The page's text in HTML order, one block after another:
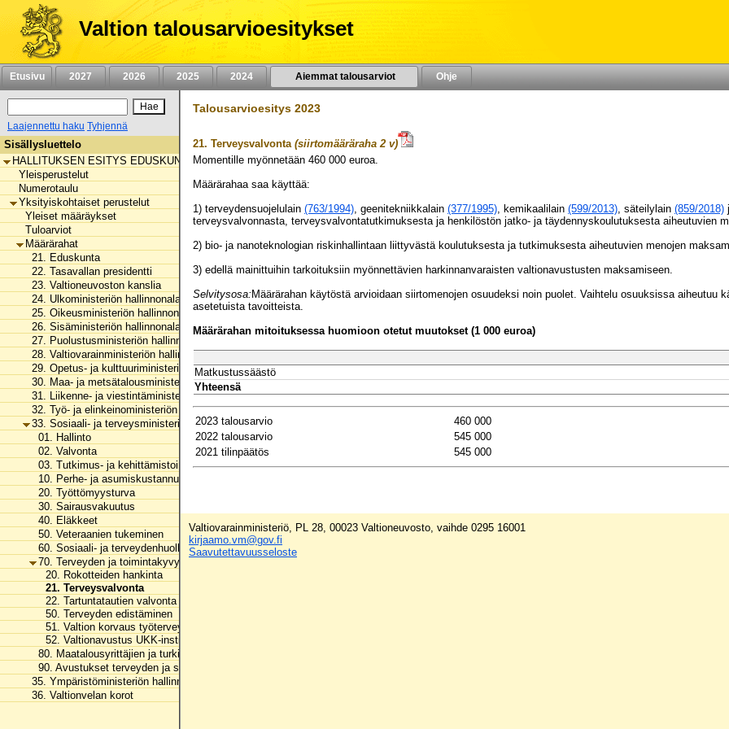
Siirry
sisältöön
Valtion talousarvioesitykset
Etusivu 2027 2026 2025 2024 Aiemmat talousarviot Ohje
Laajennettu haku Tyhjennä
Sisällysluettelo
HALLITUKSEN ESITYS EDUSKUNNALLE VALTION TALOUSARVIOKSI VUODELLE 2023
Yleisperustelut
Numerotaulu
Yksityiskohtaiset perustelut
Yleiset määräykset
Tuloarviot
Määrärahat
21. Eduskunta
22. Tasavallan presidentti
23. Valtioneuvoston kanslia
24. Ulkoministeriön hallinnonala
25. Oikeusministeriön hallinnonala
26. Sisäministeriön hallinnonala
27. Puolustusministeriön hallinnonala
28. Valtiovarainministeriön hallinnonala
29. Opetus- ja kulttuuriministeriön hallinnonala
30. Maa- ja metsätalousministeriön hallinnonala
31. Liikenne- ja viestintäministeriön hallinnonala
32. Työ- ja elinkeinoministeriön hallinnonala
33. Sosiaali- ja terveysministeriön hallinnonala
01. Hallinto
02. Valvonta
03. Tutkimus- ja kehittämistoiminta
10. Perhe- ja asumiskustannusten tasaus, perustoimeentulotuki ja eräät palvelut
20. Työttömyysturva
30. Sairausvakuutus
40. Eläkkeet
50. Veteraanien tukeminen
60. Sosiaali- ja terveydenhuollon tukeminen
70. Terveyden ja toimintakyvyn edistäminen
20. Rokotteiden hankinta
21. Terveysvalvonta
22. Tartuntatautien valvonta
50. Terveyden edistäminen
51. Valtion korvaus työterveyshuollon erikoislääkärikoulutuksesta aiheutuviin kustannuksiin
52. Valtionavustus UKK-instituutin toimintaan
80. Maatalousyrittäjien ja turkistuottajien lomitustoiminta
90. Avustukset terveyden ja sosiaalisen hyvinvoinnin edistämiseen
35. Ympäristöministeriön hallinnonala
36. Valtionvelan korot
Talousarvioesitys 2023
21. Terveysvalvonta(siirtomääräraha 2 v)
Momentille myönnetään 460 000 euroa.
Määrärahaa saa käyttää:
1) terveydensuojelulain (763/1994), geenitekniikkalain (377/1995), kemikaalilain (599/2013), säteilylain (859/2018)
terveysvalvonnasta, terveysvalvontatutkimuksesta ja henkilöstön jatko- ja täydennyskoulutuksesta aiheutuvien
2) bio- ja nanoteknologian riskinhallintaan liittyvästä koulutuksesta ja tutkimuksesta aiheutuvien menojen
3) edellä mainittuihin tarkoituksiin myönnettävien harkinnanvaraisten valtionavustusten maksamiseen.
Selvitysosa: Määrärahan käytöstä arvioidaan siirtomenojen osuudeksi noin puolet. Vaihtelu osuuksissa
asetetuista tavoitteista.
Määrärahan mitoituksessa huomioon otetut muutokset (1 000 euroa)
Matkustussäästö
Yhteensä
2023 talousarvio
460 000
2022 talousarvio
545 000
2021 tilinpäätös
545 000
Valtiovarainministeriö, PL 28, 00023 Valtioneuvosto, vaihde 0295 16001
kirjaamo.vm@gov.fi
Saavutettavuusseloste